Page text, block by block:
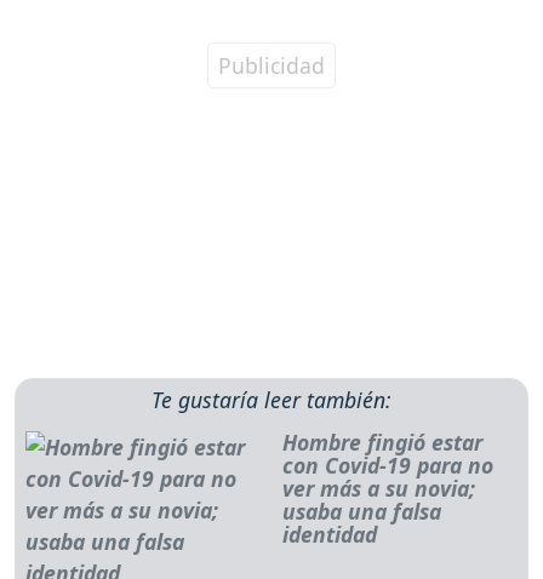
Te gustaría leer también:
Hombre fingió estar
con Covid-19 para no
ver más a su novia;
usaba una falsa
identidad